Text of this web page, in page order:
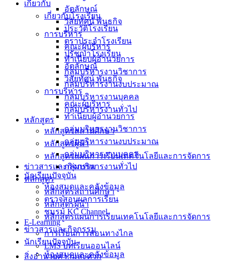
อัตลักษณ์
วิสัยทัศน์ พันธกิจ
การบริหาร
คณะผู้บริหาร
ทำเนียบผู้อำนวยการ
กลุ่มบริหารงานวิชาการ
กลุ่มบริหารงานงบประมาณ
กลุ่มบริหารงานบุคคล
กลุ่มบริหารงานทั่วไป
หลักสูตร
หลักสูตรสถานศึกษา
หลักสูตรผู้นำ
หลักสูตรแผนการเรียนเทคโนโลยีและการจัดการ
ข่าวสารและกิจกรรม
นักเรียนปัจจุบัน
ห้องสมุดและคลังข้อมูล
ตรวจสอบผลการเรียน
ชมรม KC Channel
E-Learning
การเรียนการสอนทางไกล
LMS บทเรียนออนไลน์
สิ่งอำนวยความสะดวก
เกี่ยวกับ
เกี่ยวกับโรงเรียน
ประวัติโรงเรียน
ตราประจำโรงเรียน
ปรัชญาโรงเรียน
อัตลักษณ์
วิสัยทัศน์ พันธกิจ
การบริหาร
คณะผู้บริหาร
ทำเนียบผู้อำนวยการ
กลุ่มบริหารงานวิชาการ
กลุ่มบริหารงานงบประมาณ
กลุ่มบริหารงานบุคคล
กลุ่มบริหารงานทั่วไป
หลักสูตร
หลักสูตรสถานศึกษา
หลักสูตรผู้นำ
หลักสูตรแผนการเรียนเทคโนโลยีและการจัดการ
ข่าวสารและกิจกรรม
นักเรียนปัจจุบัน
ห้องสมุดและคลังข้อมูล